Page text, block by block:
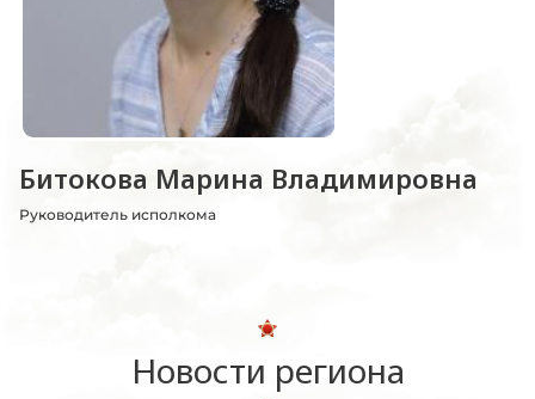
Битокова Марина Владимировна
Руководитель исполкома
Новости региона